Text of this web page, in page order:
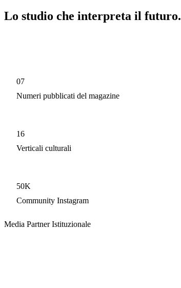
Lo studio che interpreta il futuro.
07
Numeri pubblicati del magazine
16
Verticali culturali
50K
Community Instagram
Media Partner Istituzionale